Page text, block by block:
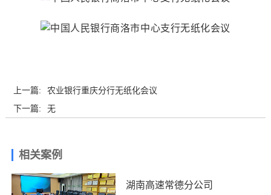
上一篇:
农业银行重庆分行无纸化会议
下一篇:
无
相关案例
湖南高速常德分公司